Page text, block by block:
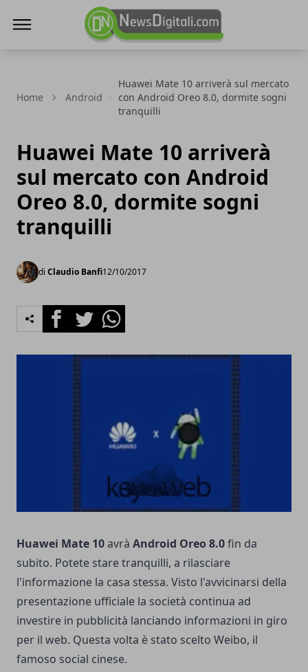
Home Android
Huawei Mate 10 arriverà sul mercato
con Android Oreo 8.0, dormite sogni
tranquilli
Huawei Mate 10 arriverà
sul mercato con Android
Oreo 8.0, dormite sogni
tranquilli
di Claudio Banfi12/10/2017
FacebookTwitterWhatsapp
Huawei Mate 10avrà Android Oreo 8.0fin da
subito. Potete stare tranquilli, a rilasciare
l'informazione la casa stessa. Visto l'avvicinarsi della
presentazione ufficiale la società continua ad
investire in pubblicità lanciando informazioni in giro
per il web. Questa volta è stato scelto Weibo, il
famoso social cinese.